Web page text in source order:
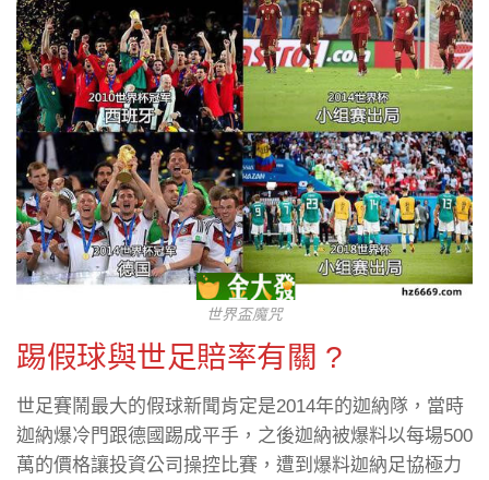
世界盃魔咒
踢假球與世足賠率有關 ?
世足賽鬧最大的假球新聞肯定是2014年的迦納隊，當時
迦納爆冷門跟德國踢成平手，之後迦納被爆料以每場500
萬的價格讓投資公司操控比賽，遭到爆料迦納足協極力